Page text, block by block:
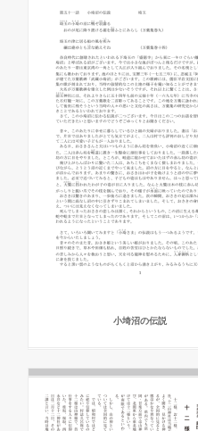
小埼沼の伝説